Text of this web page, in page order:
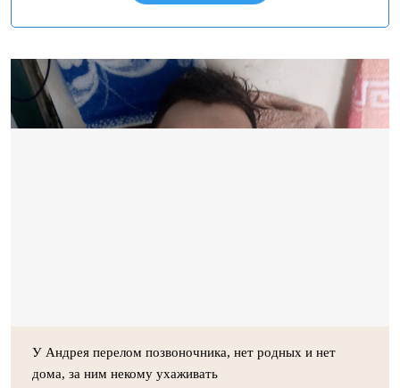
У Андрея перелом позвоночника, нет родных и нет
дома, за ним некому ухаживать